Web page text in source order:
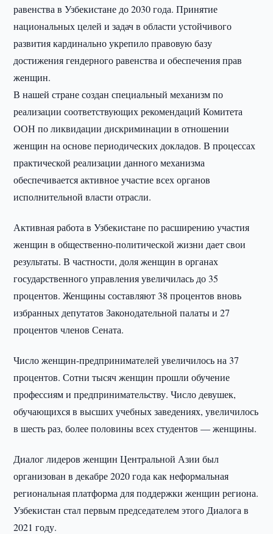
равенства в Узбекистане до 2030 года. Принятие
национальных целей и задач в области устойчивого
развития кардинально укрепило правовую базу
достижения гендерного равенства и обеспечения прав
женщин.
В нашей стране создан специальный механизм по
реализации соответствующих рекомендаций Комитета
ООН по ликвидации дискриминации в отношении
женщин на основе периодических докладов. В процессах
практической реализации данного механизма
обеспечивается активное участие всех органов
исполнительной власти отрасли.
Активная работа в Узбекистане по расширению участия
женщин в общественно-политической жизни дает свои
результаты. В частности, доля женщин в органах
государственного управления увеличилась до 35
процентов. Женщины составляют 38 процентов вновь
избранных депутатов Законодательной палаты и 27
процентов членов Сената.
Число женщин-предпринимателей увеличилось на 37
процентов. Сотни тысяч женщин прошли обучение
профессиям и предпринимательству. Число девушек,
обучающихся в высших учебных заведениях, увеличилось
в шесть раз, более половины всех студентов — женщины.
Диалог лидеров женщин Центральной Азии был
организован в декабре 2020 года как неформальная
региональная платформа для поддержки женщин региона.
Узбекистан стал первым председателем этого Диалога в
2021 году.